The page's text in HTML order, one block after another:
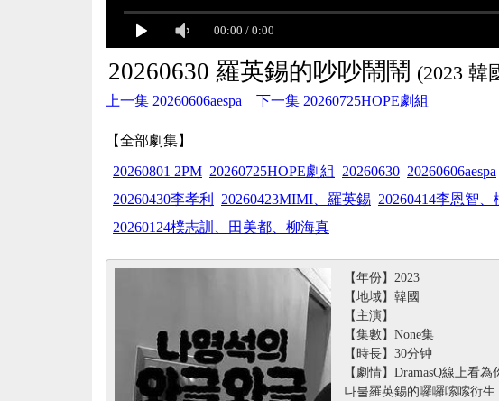
00:00 / 0:00
20260630 羅英錫的吵吵鬧鬧 (2023 韓
上一集 20260606aespa 下一集 20260725HOPE劇組
【全部劇集】
20260801 2PM 20260725HOPE劇組 20260630 20260606aespa
20260430李孝利
20260423MIMI、羅英錫 20260414李恩智
20260124樸志訓、田美都、柳海真
【年份】2023
【地域】韓國
【主演】
【集數】None集
【時長】30分钟
【劇情】DramasQ線上看
나불羅英錫的囉囉嗦嗦衍